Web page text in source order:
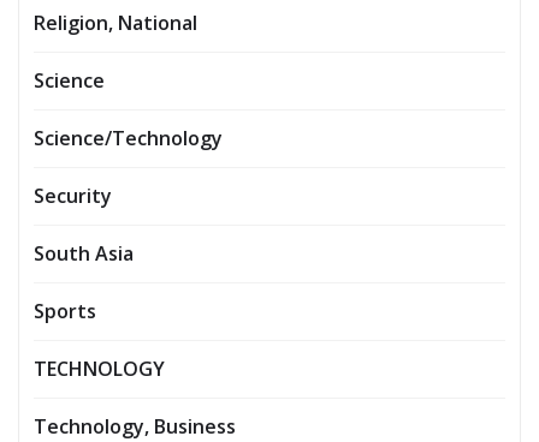
Religion, National
Science
Science/Technology
Security
South Asia
Sports
TECHNOLOGY
Technology, Business